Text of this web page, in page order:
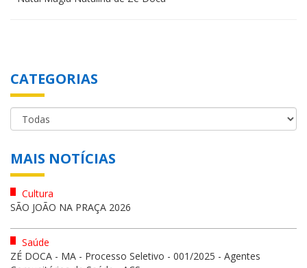
CATEGORIAS
MAIS NOTÍCIAS
Cultura
SÃO JOÃO NA PRAÇA 2026
Saúde
ZÉ DOCA - MA - Processo Seletivo - 001/2025 - Agentes